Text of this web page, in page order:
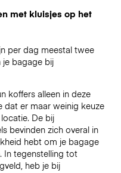
met kluisjes op het
per dag meestal twee
je bagage bij
koffers alleen in deze
dat er maar weinig keuze
De bij
bevinden zich overal in
hebt om je bagage
In tegenstelling tot
heb je bij